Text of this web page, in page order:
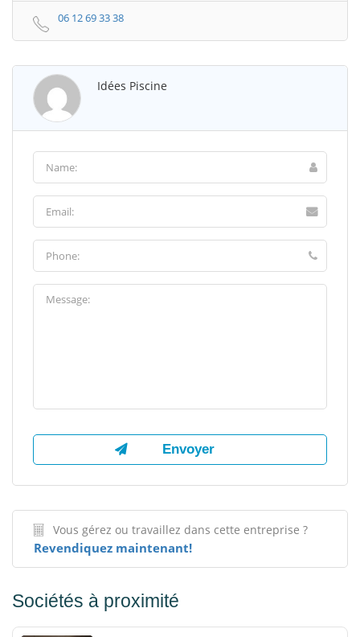
06 12 69 33 38
Idées Piscine
Vous gérez ou travaillez dans cette entreprise ?
Revendiquez maintenant!
Sociétés à proximité